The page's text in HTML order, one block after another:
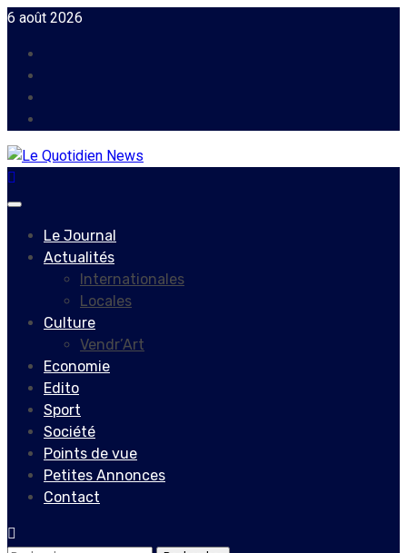
Skip
content
6 août 2026
Primary
Le Journal
Actualités
Internationales
Locales
Culture
Vendr’Art
Economie
Edito
Sport
Société
Points de vue
Petites Annonces
Contact